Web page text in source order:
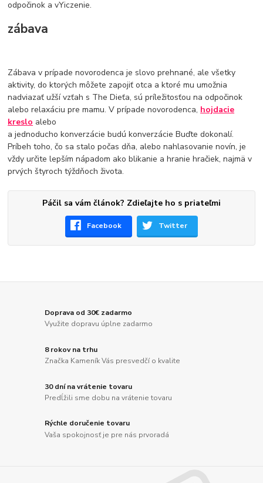
odpočinok a vYiczenie.
zábava
Zábava v prípade novorodenca je slovo prehnané, ale všetky
aktivity, do ktorých môžete zapojiť otca a ktoré mu umožnia
nadviazať užší vzťah s The Dieťa, sú príležitosťou na odpočinok
alebo relaxáciu pre mamu. V prípade novorodenca, hojdacie
kreslo alebo
a jednoducho konverzácie budú konverzácie Buďte dokonalí.
Príbeh toho, čo sa stalo počas dňa, alebo nahlasovanie novín, je
vždy určite lepším nápadom ako blikanie a hranie hračiek, najmä v
prvých štyroch týždňoch života.
Páčil sa vám článok? Zdieľajte ho s priateľmi
Facebook Twitter
Doprava od 30€ zadarmo
Využite dopravu úplne zadarmo
8 rokov na trhu
Značka Kameník Vás presvedčí o kvalite
30 dní na vrátenie tovaru
Predĺžili sme dobu na vrátenie tovaru
Rýchle doručenie tovaru
Vaša spokojnosť je pre nás prvoradá